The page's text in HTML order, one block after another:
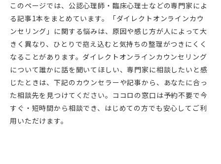
このページでは、公認心理師・臨床心理士などの専門家によ
る記事1本をまとめています。「ダイレクトオンラインカウ
ンセリング」に関する悩みは、原因や感じ方が人によって大
きく異なり、ひとりで抱え込むと気持ちの整理がつきにくく
なることがあります。ダイレクトオンラインカウンセリング
について誰かに話を聞いてほしい、専門家に相談したいと感
じたときは、下記のカウンセラーや記事から、あなたに合っ
た相談先を見つけてください。ココロの窓口は予約不要で今
すぐ・短時間から相談でき、はじめての方でも安心してご利
用いただけます。